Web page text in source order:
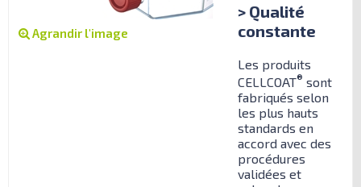
Agrandir l'image
> Qualité
constante
Les produits
CELLCOAT® sont
fabriqués selon
les plus hauts
standards en
accord avec des
procédures
validées et